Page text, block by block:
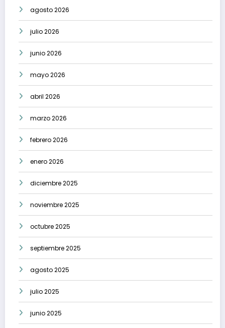
agosto 2026
julio 2026
junio 2026
mayo 2026
abril 2026
marzo 2026
febrero 2026
enero 2026
diciembre 2025
noviembre 2025
octubre 2025
septiembre 2025
agosto 2025
julio 2025
junio 2025